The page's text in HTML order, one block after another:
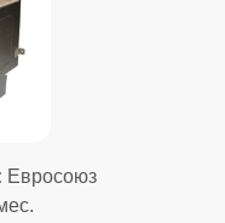
Евросоюз